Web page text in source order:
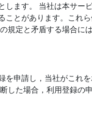
します。 当社は本サー
ことがあります。これ
規定と矛盾する場合に
申請し，当社がこれ
した場合，利用登録の